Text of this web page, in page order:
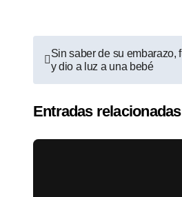
Sin saber de su embarazo,
y dio a luz a una bebé
Entradas relacionadas